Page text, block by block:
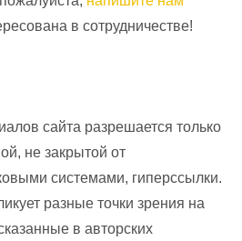
в сотрудничестве!
сайта разрешается только
не закрытой от
системами, гиперссылки.
разные точки зрения на
в авторских